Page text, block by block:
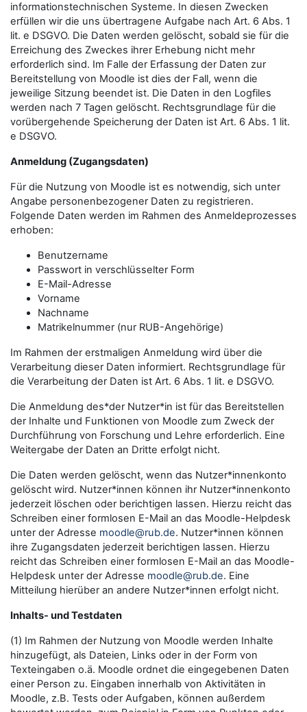
informationstechnischen Systeme. In diesen Zwecken
erfüllen wir die uns übertragene Aufgabe nach Art. 6 Abs. 1
lit. e DSGVO. Die Daten werden gelöscht, sobald sie für die
Erreichung des Zweckes ihrer Erhebung nicht mehr
erforderlich sind. Im Falle der Erfassung der Daten zur
Bereitstellung von Moodle ist dies der Fall, wenn die
jeweilige Sitzung beendet ist. Die Daten in den Logfiles
werden nach 7 Tagen gelöscht. Rechtsgrundlage für die
vorübergehende Speicherung der Daten ist Art. 6 Abs. 1 lit.
e DSGVO.
Anmeldung (Zugangsdaten)
Für die Nutzung von Moodle ist es notwendig, sich unter
Angabe personenbezogener Daten zu registrieren.
Folgende Daten werden im Rahmen des Anmeldeprozesses
erhoben:
Benutzername
Passwort in verschlüsselter Form
E-Mail-Adresse
Vorname
Nachname
Matrikelnummer (nur RUB-Angehörige)
Im Rahmen der erstmaligen Anmeldung wird über die
Verarbeitung dieser Daten informiert. Rechtsgrundlage für
die Verarbeitung der Daten ist Art. 6 Abs. 1 lit. e DSGVO.
Die Anmeldung des*der Nutzer*in ist für das Bereitstellen
der Inhalte und Funktionen von Moodle zum Zweck der
Durchführung von Forschung und Lehre erforderlich. Eine
Weitergabe der Daten an Dritte erfolgt nicht.
Die Daten werden gelöscht, wenn das Nutzer*innenkonto
gelöscht wird. Nutzer*innen können ihr Nutzer*innenkonto
jederzeit löschen oder berichtigen lassen. Hierzu reicht das
Schreiben einer formlosen E-Mail an das Moodle-Helpdesk
unter der Adresse moodle@rub.de. Nutzer*innen können
ihre Zugangsdaten jederzeit berichtigen lassen. Hierzu
reicht das Schreiben einer formlosen E-Mail an das Moodle-
Helpdesk unter der Adresse moodle@rub.de. Eine
Mitteilung hierüber an andere Nutzer*innen erfolgt nicht.
Inhalts- und Testdaten
(1) Im Rahmen der Nutzung von Moodle werden Inhalte
hinzugefügt, als Dateien, Links oder in der Form von
Texteingaben o.ä. Moodle ordnet die eingegebenen Daten
einer Person zu. Eingaben innerhalb von Aktivitäten in
Moodle, z.B. Tests oder Aufgaben, können außerdem